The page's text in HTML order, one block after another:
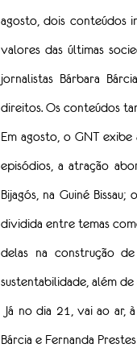
agosto, dois conteúdos
valores das últimas
jornalistas Bárbara
direitos. Os conteúdos
Em agosto, o GNT
episódios, a atração
Bijagós, na Guiné
dividida entre temas
delas na construção
sustentabilidade, além
Já no dia 21, vai ao ar,
Bárcia e Fernanda